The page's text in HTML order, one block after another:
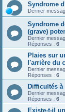
Syndrome
Dernier
Syndrome
(grave)
Dernier
Réponses : 6
Plaies sur
l'arrière du
Dernier
Réponses : 6
Difficultés
Dernier
Réponses : 6
Existe-t-il